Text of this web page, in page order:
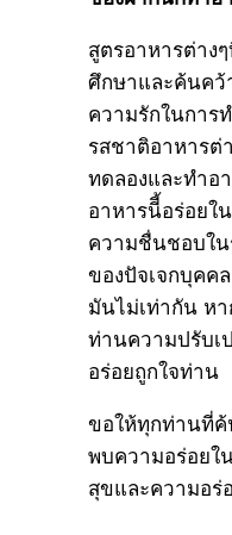
สูตรอาหารต่าง
ศึกษาและค้นคว้
ความรักในการ
รสชาติอาหารต่
ทดลองและทำอ
อาหารนีี้อร่อยใ
ความชื่นชอบใน
ของปัจเจกบุคค
มันไม่เท่ากัน ห
ท่านความปรับเ
อร่อยถูกใจท่าน
ขอให้ทุกท่านที่
พบความอร่อย
สุขและความอร่